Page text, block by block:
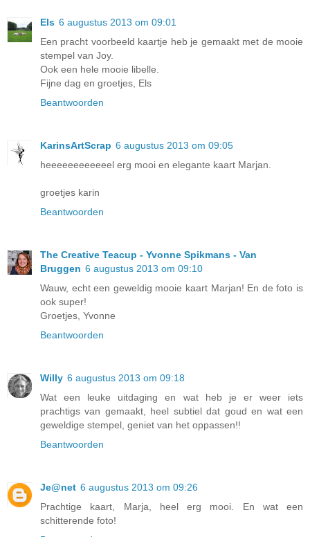
Els 6 augustus 2013 om 09:01
Een pracht voorbeeld kaartje heb je gemaakt met de mooie
stempel van Joy.
Ook een hele mooie libelle.
Fijne dag en groetjes, Els
Beantwoorden
KarinsArtScrap 6 augustus 2013 om 09:05
heeeeeeeeeeeel erg mooi en elegante kaart Marjan.
groetjes karin
Beantwoorden
The Creative Teacup - Yvonne Spikmans - Van
Bruggen 6 augustus 2013 om 09:10
Wauw, echt een geweldig mooie kaart Marjan! En de foto is
ook super!
Groetjes, Yvonne
Beantwoorden
Willy 6 augustus 2013 om 09:18
Wat een leuke uitdaging en wat heb je er weer iets
prachtigs van gemaakt, heel subtiel dat goud en wat een
geweldige stempel, geniet van het oppassen!!
Beantwoorden
Je@net 6 augustus 2013 om 09:26
Prachtige kaart, Marja, heel erg mooi. En wat een
schitterende foto!